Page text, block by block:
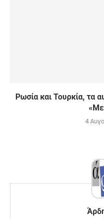
Ρωσία και Τουρκία, τα
4